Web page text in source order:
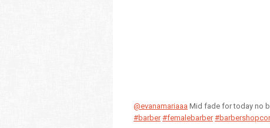
@evanamariaaa Mid fade for today no
#barber #femalebarber